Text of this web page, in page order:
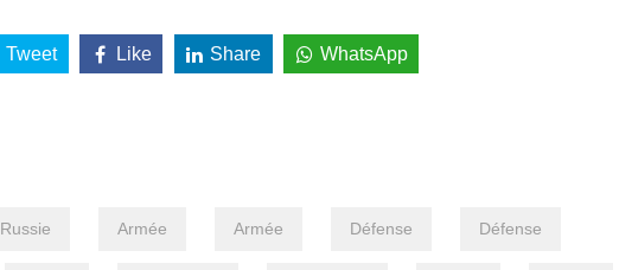
Tweet Like Share WhatsApp
Russie Armée Armée Défense Défense